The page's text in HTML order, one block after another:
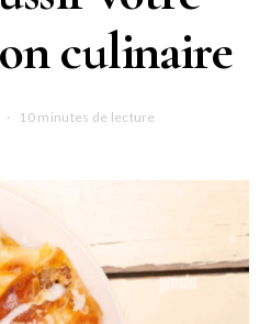
culinaire
10 minutes de lecture